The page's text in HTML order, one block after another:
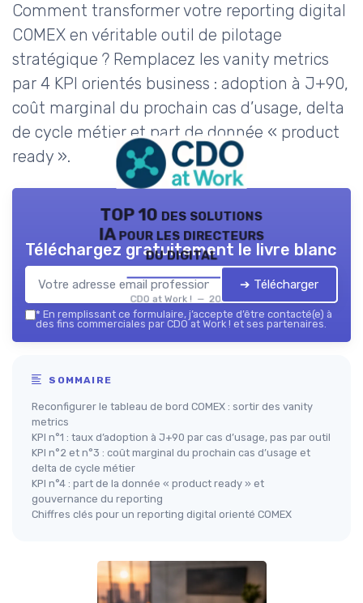
Comment transformer votre reporting digital
COMEX en véritable outil de pilotage
stratégique ? Remplacez les vanity metrics
par 4 KPI orientés business : adoption à J+90,
coût marginal du prochain cas d’usage, delta
de cycle métier et part de donnée « product
ready ».
TOP 10 des solutions
IA pour les directeurs
du digital
CDO at Work ! — 2026
Téléchargez gratuitement le livre blanc
➔ Télécharger
* En remplissant ce formulaire, j’accepte d’être contacté(e) à
des fins commerciales par CDO at Work ! et ses partenaires.
SOMMAIRE
Reconfigurer le tableau de bord COMEX : sortir des vanity
metrics
KPI n°1 : taux d’adoption à J+90 par cas d’usage, pas par outil
KPI n°2 et n°3 : coût marginal du prochain cas d’usage et
delta de cycle métier
KPI n°4 : part de la donnée « product ready » et
gouvernance du reporting
Chiffres clés pour un reporting digital orienté COMEX